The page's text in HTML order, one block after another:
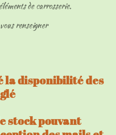
de carrosserie.
renseigner
la disponibilité des
stock pouvant